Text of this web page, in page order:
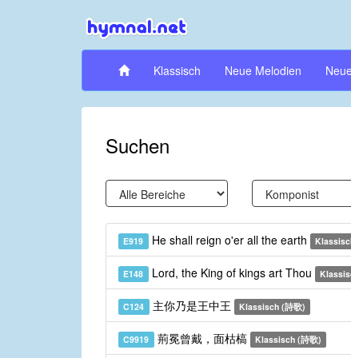
Klassisch Neue Melodien
Suchen
E919 He shall reign o'er all the earth
E148 Lord, the King of kings art Thou
C124 主你乃是王中王 Klassisch (詩歌)
C9919 荊冕曾戴，面枯槁 Klassisch (詩歌)